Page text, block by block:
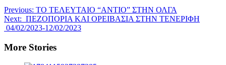
Previous: ΤΟ ΤΕΛΕΥΤΑΙΟ “ΑΝΤΙΟ” ΣΤΗΝ ΟΛΓΑ
Next: ΠΕΖΟΠΟΡΙΑ ΚΑΙ ΟΡΕΙΒΑΣΙΑ ΣΤΗΝ ΤΕΝΕΡΙΦΗ
04/02/2023-12/02/2023
More Stories